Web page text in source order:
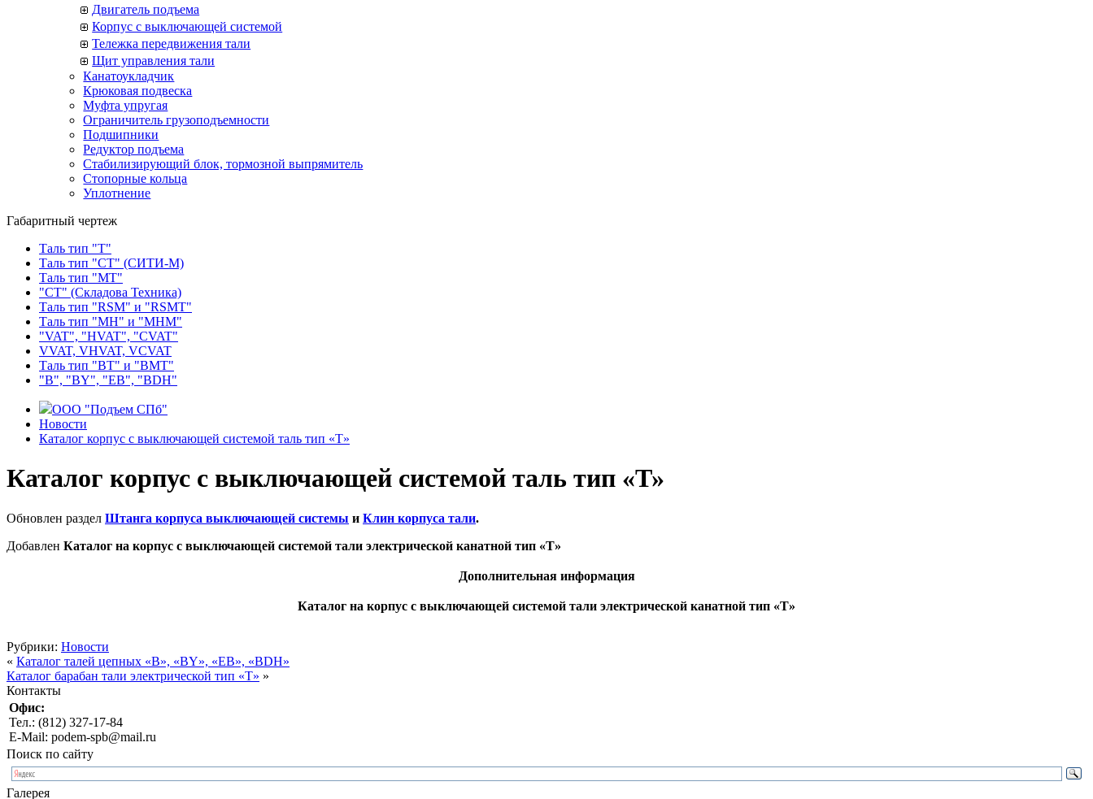
Двигатель подъема
Корпус с выключающей системой
Тележка передвижения тали
Щит управления тали
Канатоукладчик
Крюковая подвеска
Муфта упругая
Ограничитель грузоподъемности
Подшипники
Редуктор подъема
Стабилизирующий блок, тормозной выпрямитель
Стопорные кольца
Уплотнение
Габаритный чертеж
Таль тип "Т"
Таль тип "СТ" (СИТИ-М)
Таль тип "МТ"
"СТ" (Складова Техника)
Таль тип "RSМ" и "RSMT"
Таль тип "MH" и "МНМ"
"VAT", "HVAT", "CVAT"
VVAT, VHVAT, VCVAT
Таль тип "BT" и "BMT"
"В", "BY", "EВ", "BDH"
ООО "Подъем СПб"
Новости
Каталог корпус с выключающей системой таль тип «Т»
Каталог корпус с выключающей системой таль тип «Т»
Обновлен раздел Штанга корпуса выключающей системы и Клин корпуса тали.
Добавлен Каталог на корпус с выключающей системой тали электрической канатной тип «Т»
Дополнительная информация
Каталог на корпус с выключающей системой тали электрической канатной тип «Т»
Рубрики: Новости
« Каталог талей цепных «B», «BY», «EB», «BDH»
Каталог барабан тали электрической тип «Т» »
Контакты
Офис:
Тел.: (812) 327-17-84
E-Mail: podem-spb@mail.ru
Поиск по сайту
Галерея